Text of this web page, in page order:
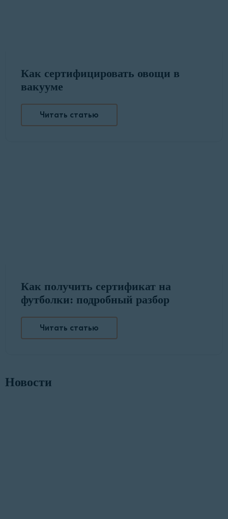
Как сертифицировать овощи в
вакууме
Читать статью
Как получить сертификат на
футболки: подробный разбор
Читать статью
Новости